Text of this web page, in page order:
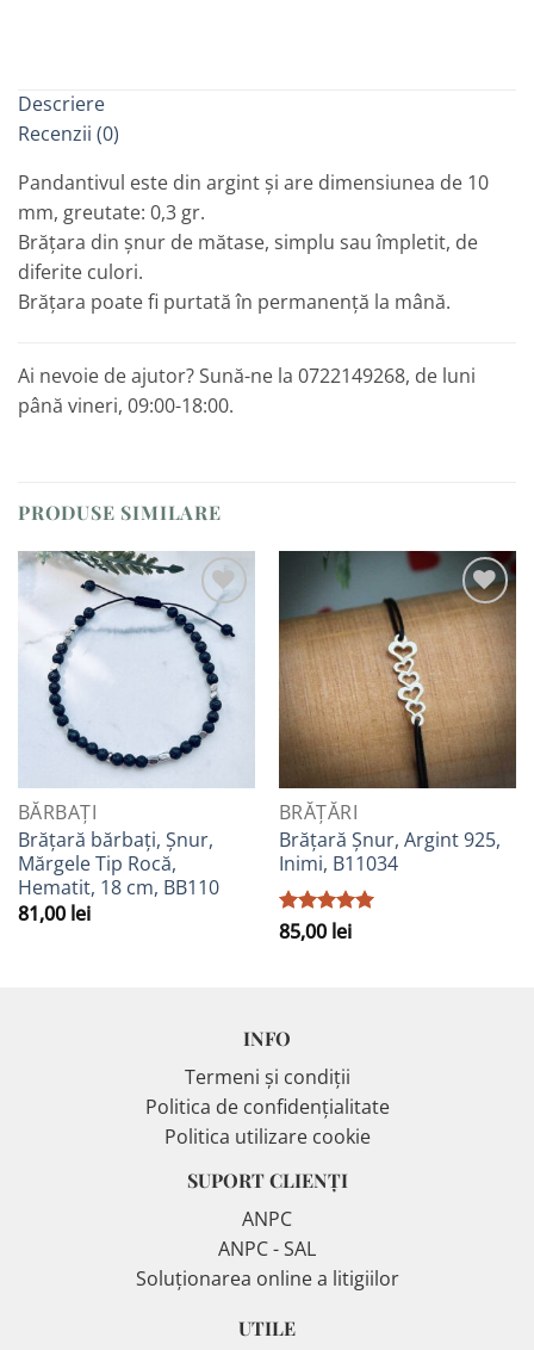
Descriere
Recenzii (0)
Pandantivul este din argint și are dimensiunea de 10
mm, greutate: 0,3 gr.
Brățara din șnur de mătase, simplu sau împletit, de
diferite culori.
Brățara poate fi purtată în permanență la mână.
Ai nevoie de ajutor? Sună-ne la 0722149268, de luni
până vineri, 09:00-18:00.
PRODUSE SIMILARE
Adaugă
la
Favorite
BĂRBAȚI
Brățară bărbați, Șnur,
Mărgele Tip Rocă,
Hematit, 18 cm, BB110
81,00 lei
Adaugă
Favorite
BRĂȚĂRI
Brățară Șnur, Argint 925,
Inimi, B11034
Evaluat la
din 5
85,00 lei
INFO
Termeni și condiții
Politica de confidențialitate
Politica utilizare cookie
SUPORT CLIENȚI
ANPC
ANPC - SAL
Soluționarea online a litigiilor
UTILE